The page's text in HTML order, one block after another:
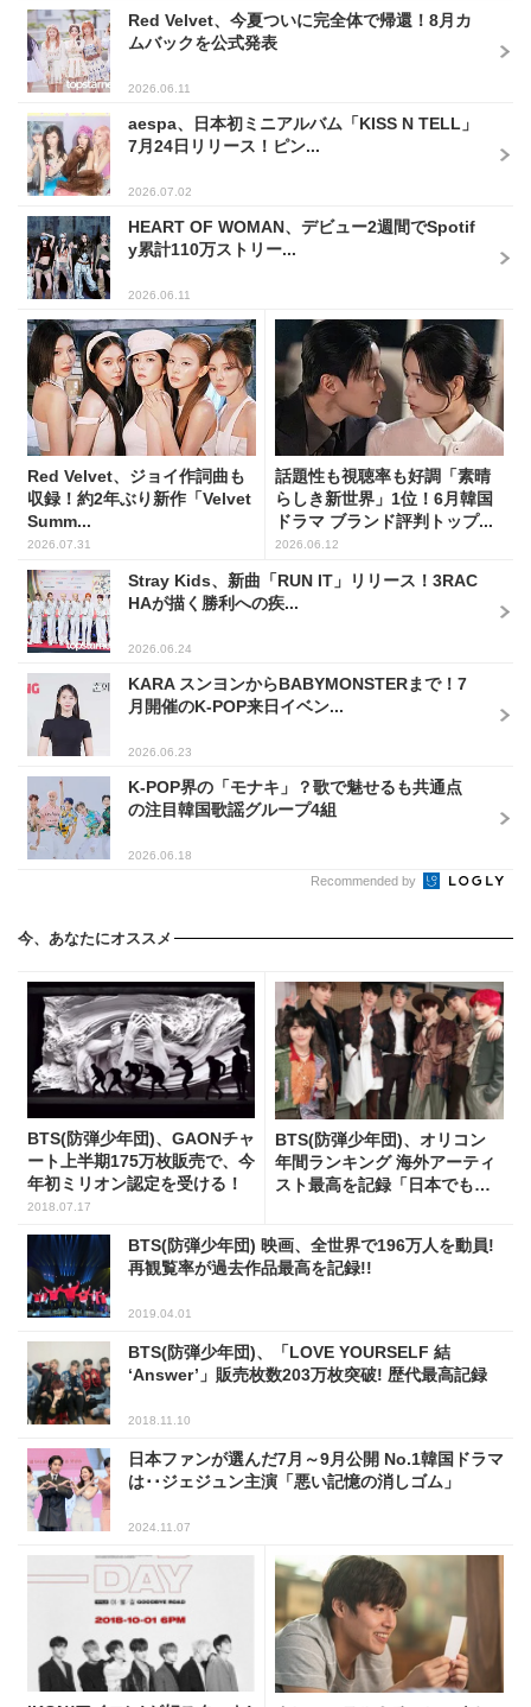
Red Velvet、今夏ついに完全体で帰還！8月カ
ムバックを公式発表
2026.06.11
aespa、日本初ミニアルバム「KISS N TELL」
7月24日リリース！ピン...
2026.07.02
HEART OF WOMAN、デビュー2週間でSpotif
y累計110万ストリー...
2026.06.11
Red Velvet、ジョイ作詞曲も
収録！約2年ぶり新作「Velvet
Summ...
2026.07.31
話題性も視聴率も好調「素晴
らしき新世界」1位！6月韓国
ドラマ ブランド評判トップ...
2026.06.12
Stray Kids、新曲「RUN IT」リリース！3RAC
HAが描く勝利への疾...
2026.06.24
KARA スンヨンからBABYMONSTERまで！7
月開催のK-POP来日イベン...
2026.06.23
K-POP界の「モナキ」？歌で魅せるも共通点
の注目韓国歌謡グループ4組
2026.06.18
Recommended by
今、あなたにオススメ
BTS(防弾少年団)、GAONチャ
ート上半期175万枚販売で、今
年初ミリオン認定を受ける！
2018.07.17
BTS(防弾少年団)、オリコン
年間ランキング 海外アーティ
スト最高を記録「日本でもバ
BTS(防弾少年団) 映画、全世界で196万人を動員!
再観覧率が過去作品最高を記録!!
2019.04.01
BTS(防弾少年団)、「LOVE YOURSELF 結
‘Answer’」販売枚数203万枚突破! 歴代最高記録
2018.11.10
日本ファンが選んだ7月～9月公開 No.1韓国ドラマ
は･･ジェジュン主演「悪い記憶の消しゴム」
2024.11.07